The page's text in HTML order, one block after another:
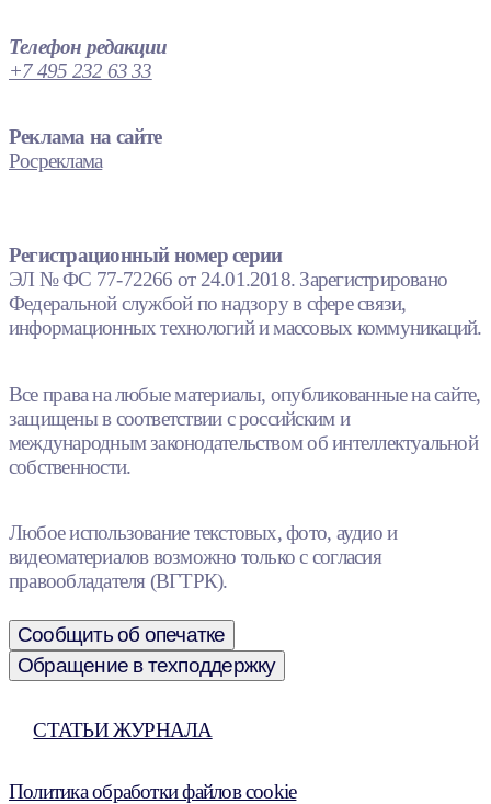
Телефон редакции
+7 495 232 63 33
Реклама на сайте
Росреклама
Регистрационный номер серии
ЭЛ № ФС 77-72266 от 24.01.2018. Зарегистрировано
Федеральной службой по надзору в сфере связи,
информационных технологий и массовых коммуникаций.
Все права на любые материалы, опубликованные на сайте,
защищены в соответствии с российским и
международным законодательством об интеллектуальной
собственности.
Любое использование текстовых, фото, аудио и
видеоматериалов возможно только с согласия
правообладателя (ВГТРК).
Сообщить об опечатке
Обращение в техподдержку
СТАТЬИ ЖУРНАЛА
Политика обработки файлов cookie